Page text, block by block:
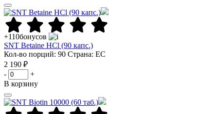
+110бонусов
SNT Betaine HCl (90 капс.)
Кол-во порций: 90 Страна: ЕС
2 190 ₽
-
+
В корзину